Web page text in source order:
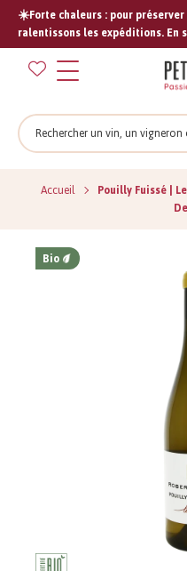
☀️Forte chaleurs : pour
ralentissons les expéditions. En
Rechercher
Accueil
Pouilly Fuissé |
Bio